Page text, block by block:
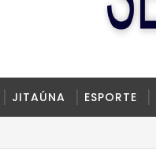
JITAÚNA ESPORTE